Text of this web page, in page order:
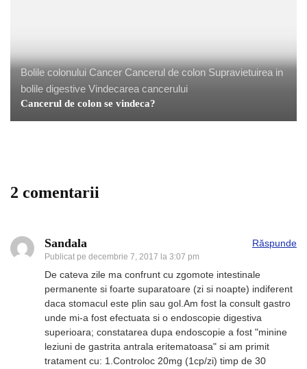
Bolile colonului Cancer Cancerul de colon Supravietuirea in
bolile digestive Vindecarea cancerului
Cancerul de colon se vindeca?
2 comentarii
Sandala
Publicat pe decembrie 7, 2017 la 3:07 pm
Răspunde
De cateva zile ma confrunt cu zgomote intestinale
permanente si foarte suparatoare (zi si noapte) indiferent
daca stomacul este plin sau gol.Am fost la consult gastro
unde mi-a fost efectuata si o endoscopie digestiva
superioara; constatarea dupa endoscopie a fost "minine
leziuni de gastrita antrala eritematoasa" si am primit
tratament cu: 1.Controloc 20mg (1cp/zi) timp de 30